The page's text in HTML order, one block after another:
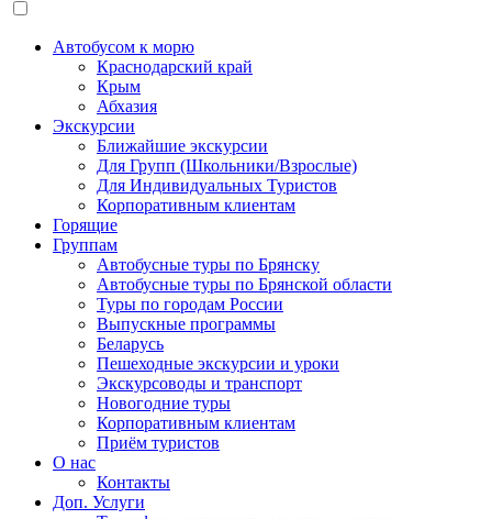
Автобусом к морю
Краснодарский край
Крым
Абхазия
Экскурсии
Ближайшие экскурсии
Для Групп (Школьники/Взрослые)
Для Индивидуальных Туристов
Корпоративным клиентам
Горящие
Группам
Автобусные туры по Брянску
Автобусные туры по Брянской области
Туры по городам России
Выпускные программы
Беларусь
Пешеходные экскурсии и уроки
Экскурсоводы и транспорт
Новогодние туры
Корпоративным клиентам
Приём туристов
О нас
Контакты
Доп. Услуги